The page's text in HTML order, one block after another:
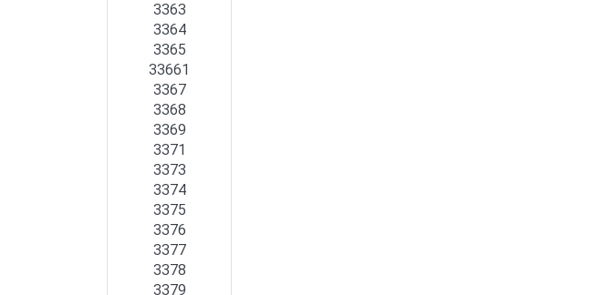
3363
3364
3365
33661
3367
3368
3369
3371
3373
3374
3375
3376
3377
3378